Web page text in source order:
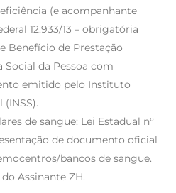
(e acompanhante
12.933/13 – obrigatória
Benefício de Prestação
Social da Pessoa com
emitido pelo Instituto
de sangue: Lei Estadual n°
de documento oficial
bancos de sangue.
Assinante ZH.